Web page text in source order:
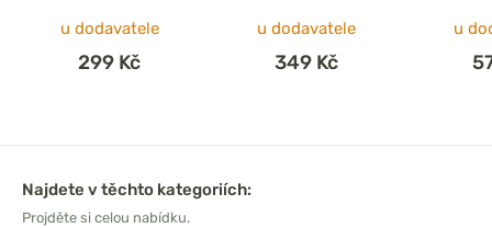
u dodavatele
299 Kč
u dodavatele
349 Kč
u
Najdete v těchto kategoriích:
Projděte si celou nabídku.